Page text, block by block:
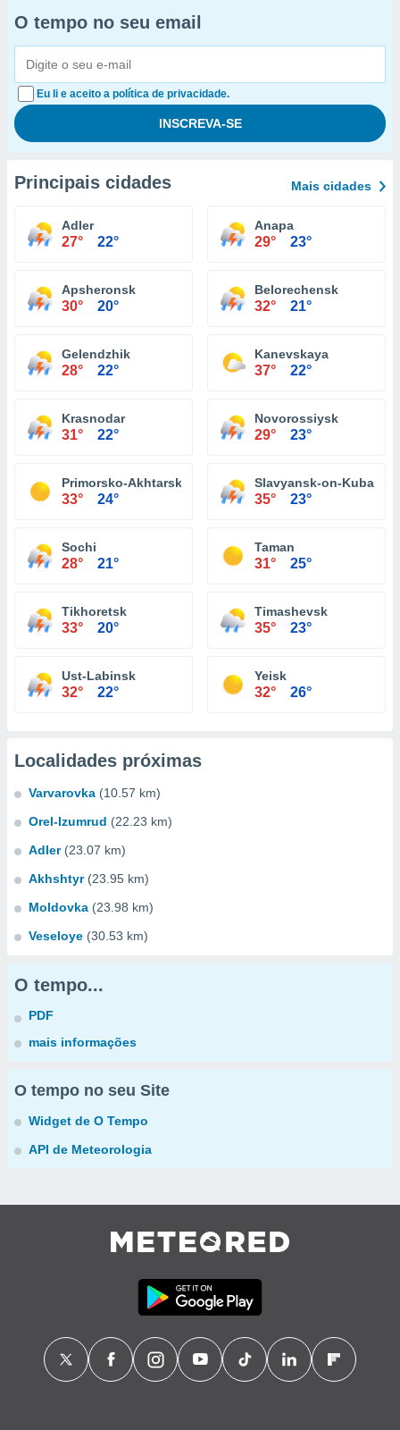
O tempo no seu email
Eu li e aceito a política de privacidade.
Principais cidades Mais cidades
Adler
27° 22°
Anapa
29° 23°
Apsheronsk
30° 20°
Belorechensk
32° 21°
Gelendzhik
28° 22°
Kanevskaya
37° 22°
Krasnodar
31° 22°
Novorossiysk
29° 23°
Primorsko-Akhtarsk
33° 24°
Slavyansk-on-Kuban
35° 23°
Sochi
28° 21°
Taman
31° 25°
Tikhoretsk
33° 20°
Timashevsk
35° 23°
Ust-Labinsk
32° 22°
Yeisk
32° 26°
Localidades próximas
Varvarovka (10.57 km)
Orel-Izumrud (22.23 km)
Adler (23.07 km)
Akhshtyr (23.95 km)
Moldovka (23.98 km)
Veseloye (30.53 km)
O tempo...
PDF
mais informações
O tempo no seu Site
Widget de O Tempo
API de Meteorologia